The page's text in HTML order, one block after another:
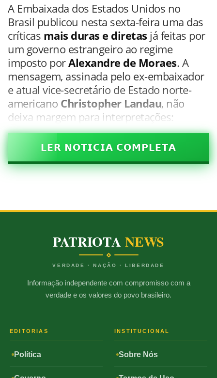
A Embaixada dos Estados Unidos no
Brasil publicou nesta sexta-feira uma das
críticas mais duras e diretas já feitas por
um governo estrangeiro ao regime
imposto porAlexandre de Moraes. A
mensagem, assinada pelo ex-embaixador
e atual vice-secretário de Estado norte-
americano Christopher Landau, não
deixa margem para interpretações:
𝗟𝗘𝗥 𝗡𝗢𝗧𝗜𝗖𝗜𝗔 𝗖𝗢𝗠𝗣𝗟𝗘𝗧𝗔
PATRIOTANEWS
VERDADE · NAÇÃO · LIBERDADE
Informação independente com compromisso com a
verdade e os valores do povo brasileiro.
EDITORIAS
Política
INSTITUCIONAL
Sobre Nós